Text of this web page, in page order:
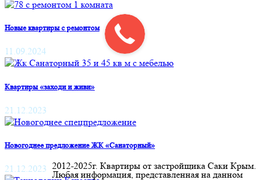
Новые квартиры с ремонтом
11.09.2024
Квартиры «заходи и живи»
21.12.2023
Новогоднее предложение ЖК «Санаторный»
21.12.2023 2012-2025г. Квартиры от застройщика Саки Крым.
Любая информация, представленная на данном